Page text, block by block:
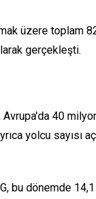
üzere toplam
gerçekleşti.
Avrupa'da 40
yolcu sayısı
bu dönemde